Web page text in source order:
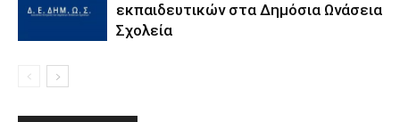
εκπαιδευτικών στα Δημόσια Ωνάσεια
Σχολεία